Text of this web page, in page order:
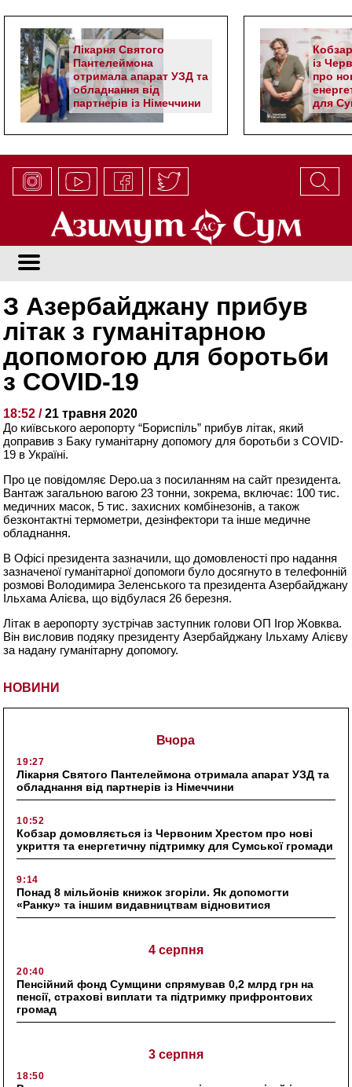
Лікарня Святого
Пантелеймона
отримала апарат УЗД та
обладнання від
партнерів із Німеччини
із
про
для
НОВИНИ
Вчора
19:27
Лікарня Святого Пантелеймона отримала апарат УЗД та
обладнання від партнерів із Німеччини
10:52
Кобзар домовляється із Червоним Хрестом про нові
укриття та енергетичну підтримку для Сумської громади
9:14
Понад 8 мільйонів книжок згоріли. Як допомогти
«Ранку» та іншим видавництвам відновитися
4 серпня
20:40
Пенсійний фонд Сумщини спрямував 0,2 млрд грн на
пенсії, страхові виплати та підтримку прифронтових
громад
3 серпня
18:50
З Азербайджану прибув
літак з гуманітарною
допомогою для боротьби
з COVID-19
18:52 /21 травня 2020
До київського аеропорту “Бориспіль” прибув літак, який
доправив з Баку гуманітарну допомогу для боротьби з COVID-
19 в Україні.
Про це повідомляє Depo.ua з посиланням на сайт президента.
Вантаж загальною вагою 23 тонни, зокрема, включає: 100 тис.
медичних масок, 5 тис. захисних комбінезонів, а також
безконтактні термометри, дезінфектори та інше медичне
обладнання.
В Офісі президента зазначили, що домовленості про надання
зазначеної гуманітарної допомоги було досягнуто в телефонній
розмові Володимира Зеленського та президента Азербайджану
Ільхама Алієва, що відбулася 26 березня.
Літак в аеропорту зустрічав заступник голови ОП Ігор Жовква.
Він висловив подяку президенту Азербайджану Ільхаму Алієву
за надану гуманітарну допомогу.